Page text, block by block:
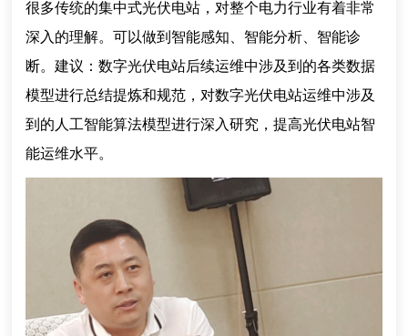
很多传统的集中式光伏电站，对整个电力行业有着非常
深入的理解。可以做到智能感知、智能分析、智能诊
断。建议：数字光伏电站后续运维中涉及到的各类数据
模型进行总结提炼和规范，对数字光伏电站运维中涉及
到的人工智能算法模型进行深入研究，提高光伏电站智
能运维水平。